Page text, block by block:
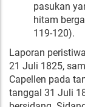
pasukan
hitam
119-120).
Laporan
21 Juli 1825,
Capellen pada
tanggal 31 Juli